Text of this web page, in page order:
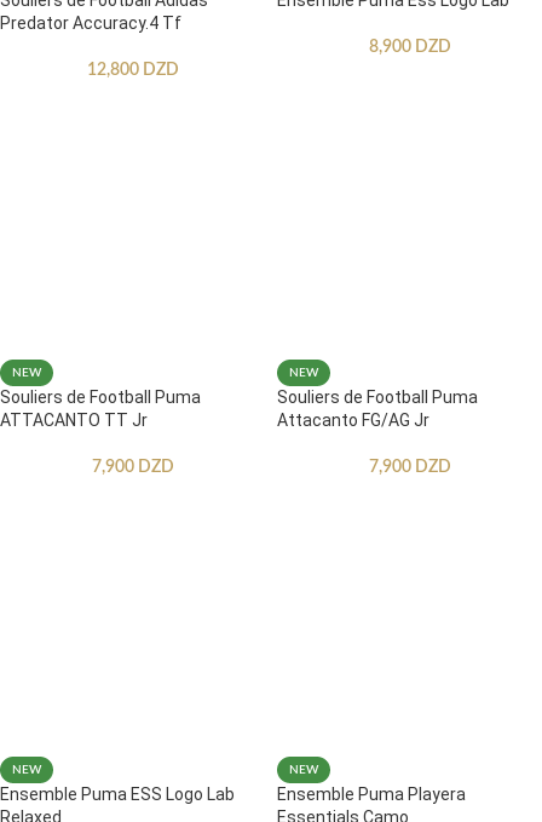
Predator Accuracy.4 Tf
12,800 DZD
8,900 DZD
NEW
Souliers de Football Puma
ATTACANTO TT Jr
7,900 DZD
NEW
Souliers de Football Puma
Attacanto FG/AG Jr
7,900 DZD
NEW
Ensemble Puma ESS Logo Lab
Relaxed
NEW
Ensemble Puma Playera
Essentials Camo